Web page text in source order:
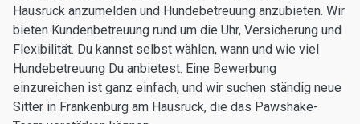
Hausruck anzumelden und Hundebetreuung anzubieten. Wir
bieten Kundenbetreuung rund um die Uhr, Versicherung und
Flexibilität. Du kannst selbst wählen, wann und wie viel
Hundebetreuung Du anbietest. Eine Bewerbung
einzureichen ist ganz einfach, und wir suchen ständig neue
Sitter in Frankenburg am Hausruck, die das Pawshake-